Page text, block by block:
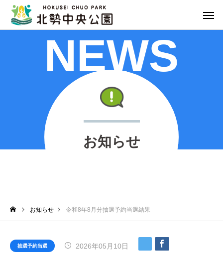
NEWS
お知らせ
お知らせ 令和8年8月分抽選予約当選結果
抽選予約当選 2026年05月10日